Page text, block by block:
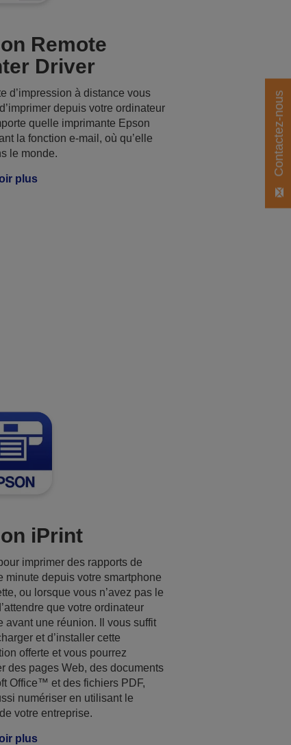
Remote
Driver
d’impression à distance vous
depuis votre ordinateur
quelle imprimante Epson
la fonction e-mail, où qu’elle
le monde.
plus
iPrint
imprimer des rapports de
minute depuis votre smartphone
ou lorsque vous n’avez pas le
que votre ordinateur
avant une réunion. Il vous suffit
et d’installer cette
offerte et vous pourrez
des pages Web, des documents
Office™ et des fichiers PDF,
numériser en utilisant le
votre entreprise.
plus
Contactez-nous